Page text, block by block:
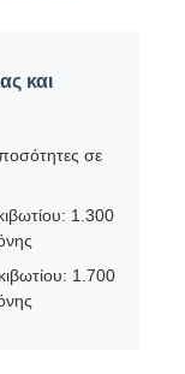
και
σε
1.300
1.700